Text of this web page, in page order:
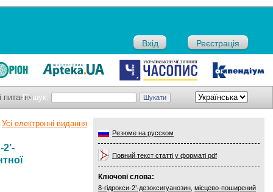
Вхід Реєстрація
Пошук:
питання
Резюме на русском
Повний текст статті у форматі pdf
Ключові слова:
8-гідрокси-2’-дезоксигуанозин місцево-поширений
Усі електронні видання